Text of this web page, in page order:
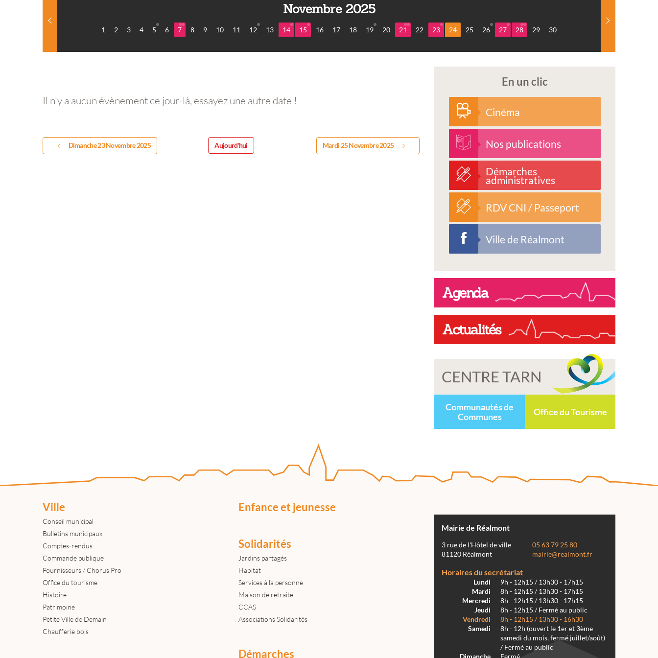
Novembre 2025
1 2 3 4 5 6 7 8 9 10 11 12 13 14 15 16 17 18 19 20 21 22 23 24 25 26 27 28 29 30
Il n'y a aucun évènement ce jour-là, essayez une autre date !
Dimanche 23 Novembre 2025 Aujourd'hui Mardi 25 Novembre 2025
En un clic
Cinéma
Nos publications
Démarches
administratives
RDV CNI / Passeport
Ville de Réalmont
Agenda
Actualités
CENTRE TARN
Communautés de
Communes
Office du Tourisme
Ville
Conseil municipal
Bulletins municipaux
Comptes-rendus
Commande publique
Fournisseurs / Chorus Pro
Office du tourisme
Histoire
Patrimoine
Petite Ville de Demain
Chaufferie bois
Enfance et jeunesse
Solidarités
Jardins partagés
Habitat
Services à la personne
Maison de retraite
CCAS
Associations Solidarités
Démarches
Mairie de Réalmont
3 rue de l'Hôtel de ville
81120 Réalmont
05 63 79 25 80
mairie@realmont.fr
Horaires du secrétariat
Lundi
9h - 12h15 / 13h30 - 17h15
Mardi
8h - 12h15 / 13h30 - 17h15
Mercredi
8h - 12h15 / 13h30 - 17h15
Jeudi
8h - 12h15 / Fermé au public
Vendredi
8h - 12h15 / 13h30 - 16h30
Samedi
8h - 12h (ouvert le 1er et 3ème
samedi du mois, fermé juillet/août)
/ Fermé au public
Dimanche
Fermé